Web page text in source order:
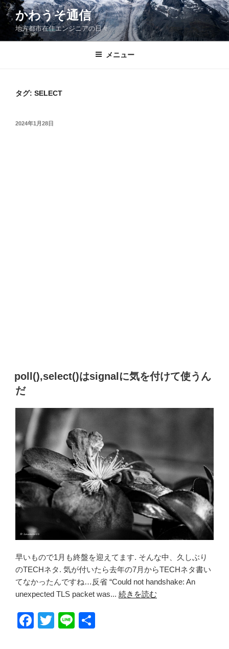
コ
ン
ン
かわうそ通信
地方都市在住エンジニアの日々
メニュー
タグ: SELECT
投
2024年1月28日
poll(),select()はsignalに気を付けて使うん
だ
早いもので1月も終盤を迎えてます. そんな中、久しぶり
のTECHネタ. 気が付いたら去年の7月からTECHネタ書い
てなかったんですね…反省 “Could not handshake: An
unexpected TLS packet was... 続きを読む
F
T
Li